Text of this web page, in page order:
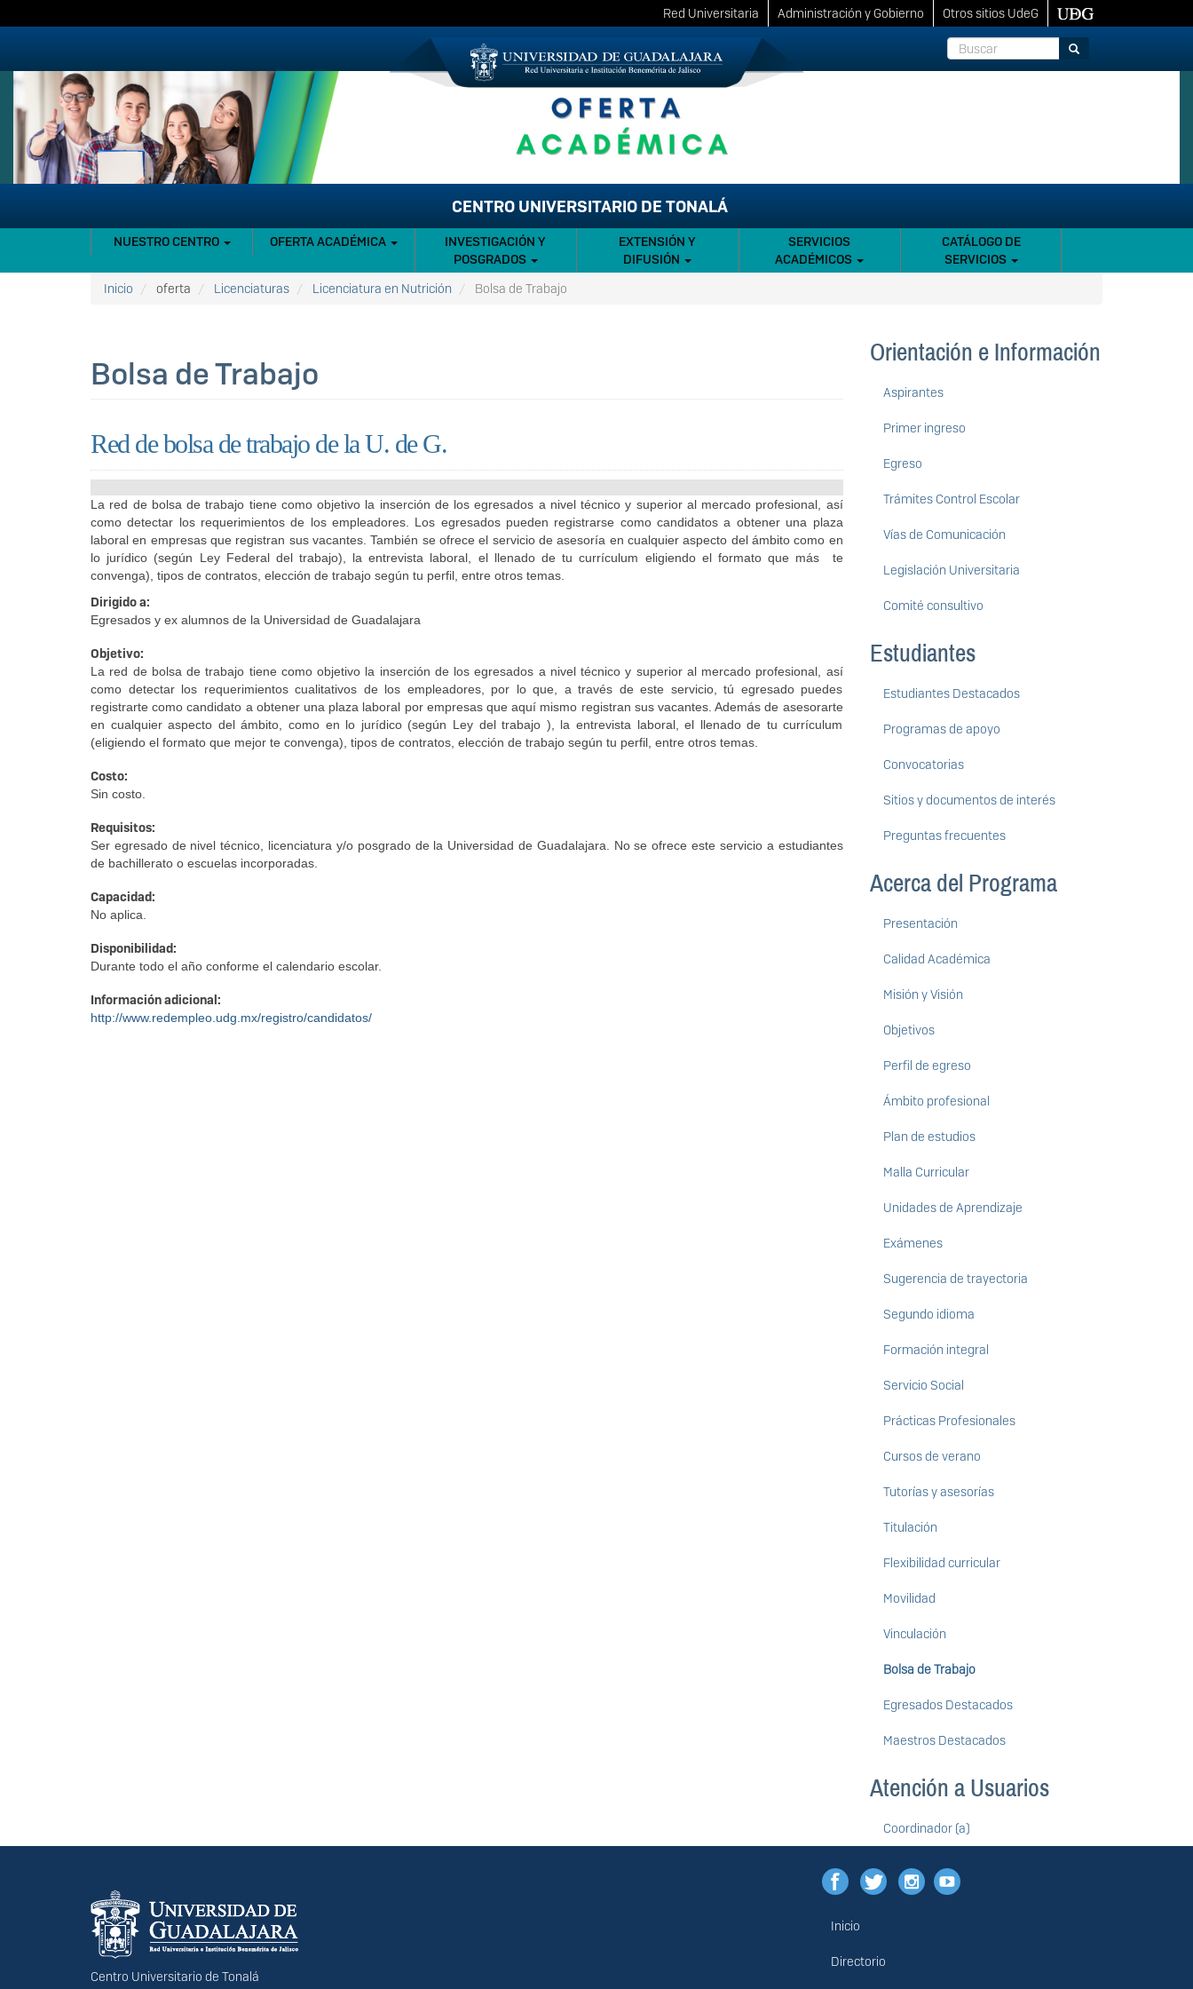
al
Red Universitaria Administración y Gobierno
Otros sitios UdeG
Buscar
Buscar
CENTRO UNIVERSITARIO DE TONALÁ
NAVEGACIÓN
PRINCIPAL
NUESTRO CENTRO OFERTA ACADÉMICA
INVESTIGACIÓN Y
POSGRADOS
EXTENSIÓN Y
DIFUSIÓN
SERVICIOS
ACADÉMICOS
CATÁLOGO DE
SERVICIOS
Inicio
oferta Licenciaturas Licenciatura en Nutrición Bolsa de Trabajo
Bolsa de Trabajo
Red de bolsa de trabajo de la U. de G.
La red de bolsa de trabajo tiene como objetivo la inserción de los egresados a nivel técnico y superior al mercado profesional, así
como detectar los requerimientos de los empleadores. Los egresados pueden registrarse como candidatos a obtener una plaza
laboral en empresas que registran sus vacantes. También se ofrece el servicio de asesoría en cualquier aspecto del ámbito como en
lo jurídico (según Ley Federal del trabajo), la entrevista laboral, el llenado de tu currículum eligiendo el formato que más te
convenga), tipos de contratos, elección de trabajo según tu perfil, entre otros temas.
Dirigido a:
Egresados y ex alumnos de la Universidad de Guadalajara
Objetivo:
La red de bolsa de trabajo tiene como objetivo la inserción de los egresados a nivel técnico y superior al mercado profesional, así
como detectar los requerimientos cualitativos de los empleadores, por lo que, a través de este servicio, tú egresado puedes
registrarte como candidato a obtener una plaza laboral por empresas que aquí mismo registran sus vacantes. Además de asesorarte
en cualquier aspecto del ámbito, como en lo jurídico (según Ley del trabajo ), la entrevista laboral, el llenado de tu currículum
(eligiendo el formato que mejor te convenga), tipos de contratos, elección de trabajo según tu perfil, entre otros temas.
Costo:
Sin costo.
Requisitos:
Ser egresado de nivel técnico, licenciatura y/o posgrado de la Universidad de Guadalajara. No se ofrece este servicio a estudiantes
de bachillerato o escuelas incorporadas.
Capacidad:
No aplica.
Disponibilidad:
Durante todo el año conforme el calendario escolar.
Información adicional:
http://www.redempleo.udg.mx/registro/candidatos/
Orientación e Información
Aspirantes
Primer ingreso
Egreso
Trámites Control Escolar
Vías de Comunicación
Legislación Universitaria
Comité consultivo
Estudiantes
Estudiantes Destacados
Programas de apoyo
Convocatorias
Sitios y documentos de interés
Preguntas frecuentes
Acerca del Programa
Presentación
Calidad Académica
Misión y Visión
Objetivos
Perfil de egreso
Ámbito profesional
Plan de estudios
Malla Curricular
Unidades de Aprendizaje
Exámenes
Sugerencia de trayectoria
Segundo idioma
Formación integral
Servicio Social
Prácticas Profesionales
Cursos de verano
Tutorías y asesorías
Titulación
Flexibilidad curricular
Movilidad
Vinculación
Bolsa de Trabajo
Egresados Destacados
Maestros Destacados
Atención a Usuarios
Coordinador (a)
Información del portal
Centro Universitario de Tonalá
Menú
principal
Inicio
Directorio